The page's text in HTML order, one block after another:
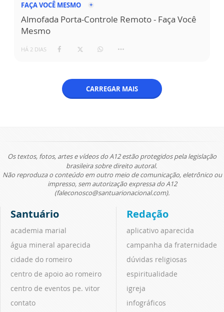
FAÇA VOCÊ MESMO
Almofada Porta-Controle Remoto - Faça Você
Mesmo
HÁ 2 DIAS
CARREGAR MAIS
Os textos, fotos, artes e vídeos do A12 estão protegidos pela legislação
brasileira sobre direito autoral.
Não reproduza o conteúdo em outro meio de comunicação, eletrônico ou
impresso, sem autorização expressa do A12
(faleconosco@santuarionacional.com).
Santuário
academia marial
água mineral aparecida
cidade do romeiro
centro de apoio ao romeiro
centro de eventos pe. vitor
contato
Redação
aplicativo aparecida
campanha da fraternidade
dúvidas religiosas
espiritualidade
igreja
infográficos